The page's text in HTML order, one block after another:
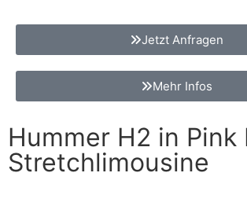
Jetzt Anfragen
Mehr Infos
Hummer H2 in Pink
Stretchlimousine